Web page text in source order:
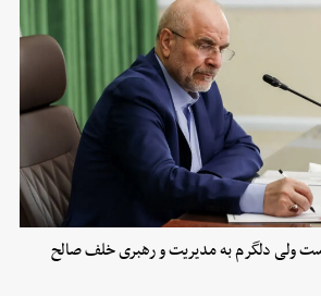
ولی دلگرم به مدیریت و رهبری خلف صالح